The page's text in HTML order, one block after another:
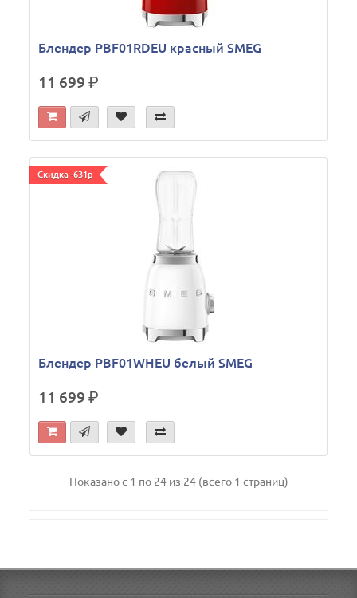
Блендер PBF01RDEU красный SMEG
11 699р.
Скидка -631р
Блендер PBF01WHEU белый SMEG
11 699р.
Показано с 1 по 24 из 24 (всего 1 страниц)